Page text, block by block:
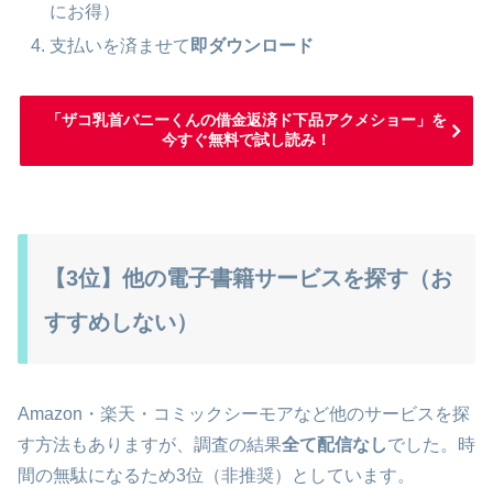
にお得）
支払いを済ませて 即ダウンロード
「ザコ乳首バニーくんの借金返済ド下品アクメショー」を
今すぐ無料で試し読み！
【3位】他の電子書籍サービスを探す（お
すすめしない）
Amazon・楽天・コミックシーモアなど他のサービスを探
す方法もありますが、調査の結果全て配信なしでした。時
間の無駄になるため3位（非推奨）としています。